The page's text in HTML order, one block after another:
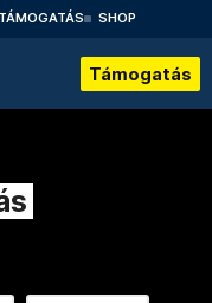
TÁMOGATÁS SHOP
Támogatás